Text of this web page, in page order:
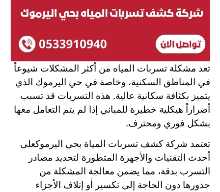
تعد مشكلة تسربات المياه من أكثر المشكلات شيوعاً
في المناطق السكنية، وخاصة في حي اليرموك الذي
يتميز بكثافة سكانية عالية. هذه التسربات قد تسبب
أضراراً هيكلية خطيرة للمباني إذا لم يتم التعامل معها
بشكل فوري ومحترف.
تعتمد شركة كشف تسربات المياة بحي اليرموكعلى
أحدث التقنيات والأجهزة المتطورة لتحديد مصادر
التسرب بدقة، مما يضمن معالجة المشكلة من
جذورها دون الحاجة إلى تكسير أو إتلاف الأجزاء